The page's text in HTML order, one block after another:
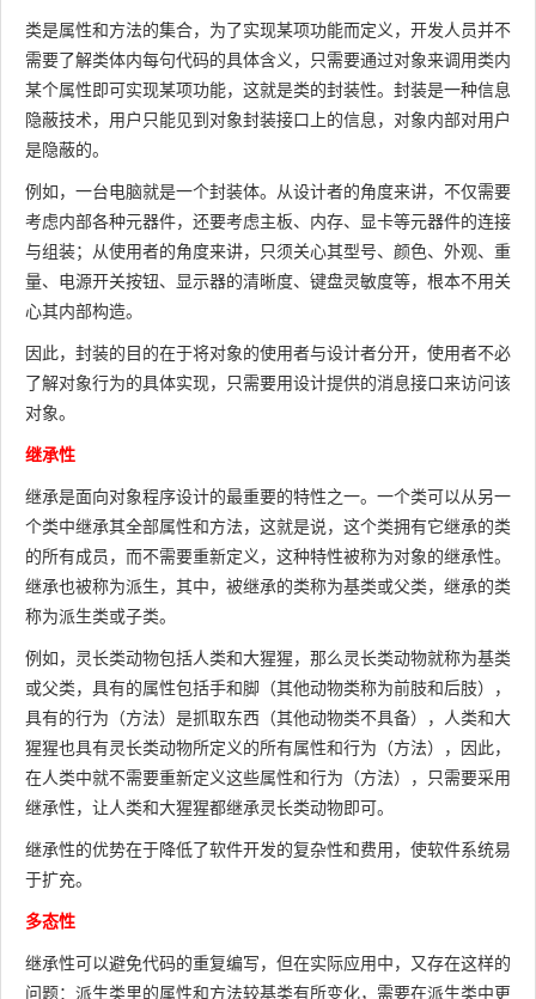
类是属性和方法的集合，为了实现某项功能而定义，开发人员并不
需要了解类体内每句代码的具体含义，只需要通过对象来调用类内
某个属性即可实现某项功能，这就是类的封装性。封装是一种信息
隐蔽技术，用户只能见到对象封装接口上的信息，对象内部对用户
是隐蔽的。
例如，一台电脑就是一个封装体。从设计者的角度来讲，不仅需要
考虑内部各种元器件，还要考虑主板、内存、显卡等元器件的连接
与组装；从使用者的角度来讲，只须关心其型号、颜色、外观、重
量、电源开关按钮、显示器的清晰度、键盘灵敏度等，根本不用关
心其内部构造。
因此，封装的目的在于将对象的使用者与设计者分开，使用者不必
了解对象行为的具体实现，只需要用设计提供的消息接口来访问该
对象。
继承性
继承是面向对象程序设计的最重要的特性之一。一个类可以从另一
个类中继承其全部属性和方法，这就是说，这个类拥有它继承的类
的所有成员，而不需要重新定义，这种特性被称为对象的继承性。
继承也被称为派生，其中，被继承的类称为基类或父类，继承的类
称为派生类或子类。
例如，灵长类动物包括人类和大猩猩，那么灵长类动物就称为基类
或父类，具有的属性包括手和脚（其他动物类称为前肢和后肢），
具有的行为（方法）是抓取东西（其他动物类不具备），人类和大
猩猩也具有灵长类动物所定义的所有属性和行为（方法），因此，
在人类中就不需要重新定义这些属性和行为（方法），只需要采用
继承性，让人类和大猩猩都继承灵长类动物即可。
继承性的优势在于降低了软件开发的复杂性和费用，使软件系统易
于扩充。
多态性
继承性可以避免代码的重复编写，但在实际应用中，又存在这样的
问题：派生类里的属性和方法较基类有所变化，需要在派生类中更